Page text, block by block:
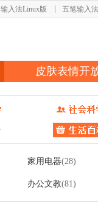
输入法Linux版 五笔输入法
皮肤表情开
家用电器(28)
办公文教(81)